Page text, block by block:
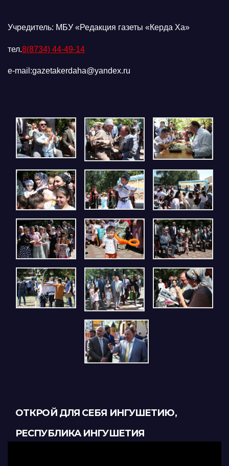
Учредитель: МБУ «Редакция газеты «Керда Ха»
тел.8(8734) 44-49-14
e-mail:gazetakerdaha@yandex.ru
ОТКРОЙ ДЛЯ СЕБЯ ИНГУШЕТИЮ,
РЕСПУБЛИКА ИНГУШЕТИЯ